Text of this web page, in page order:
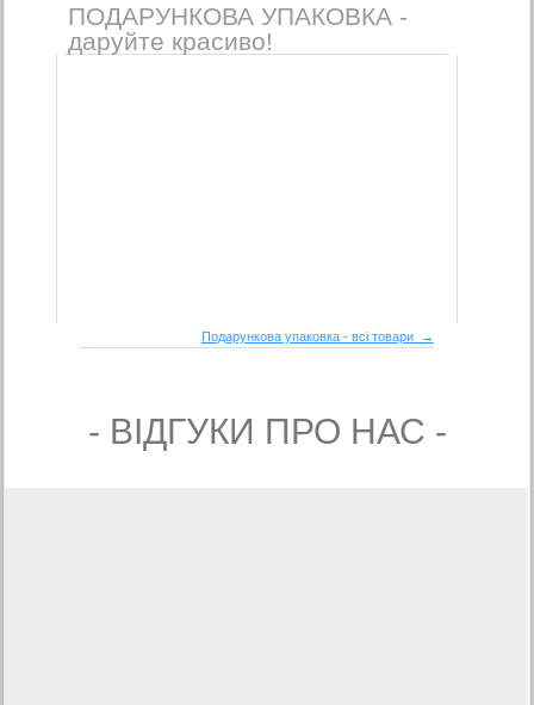
ПОДАРУНКОВА УПАКОВКА -
даруйте красиво!
Подарункова упаковка - всі товари →
- ВIДГУКИ ПРО НАС -